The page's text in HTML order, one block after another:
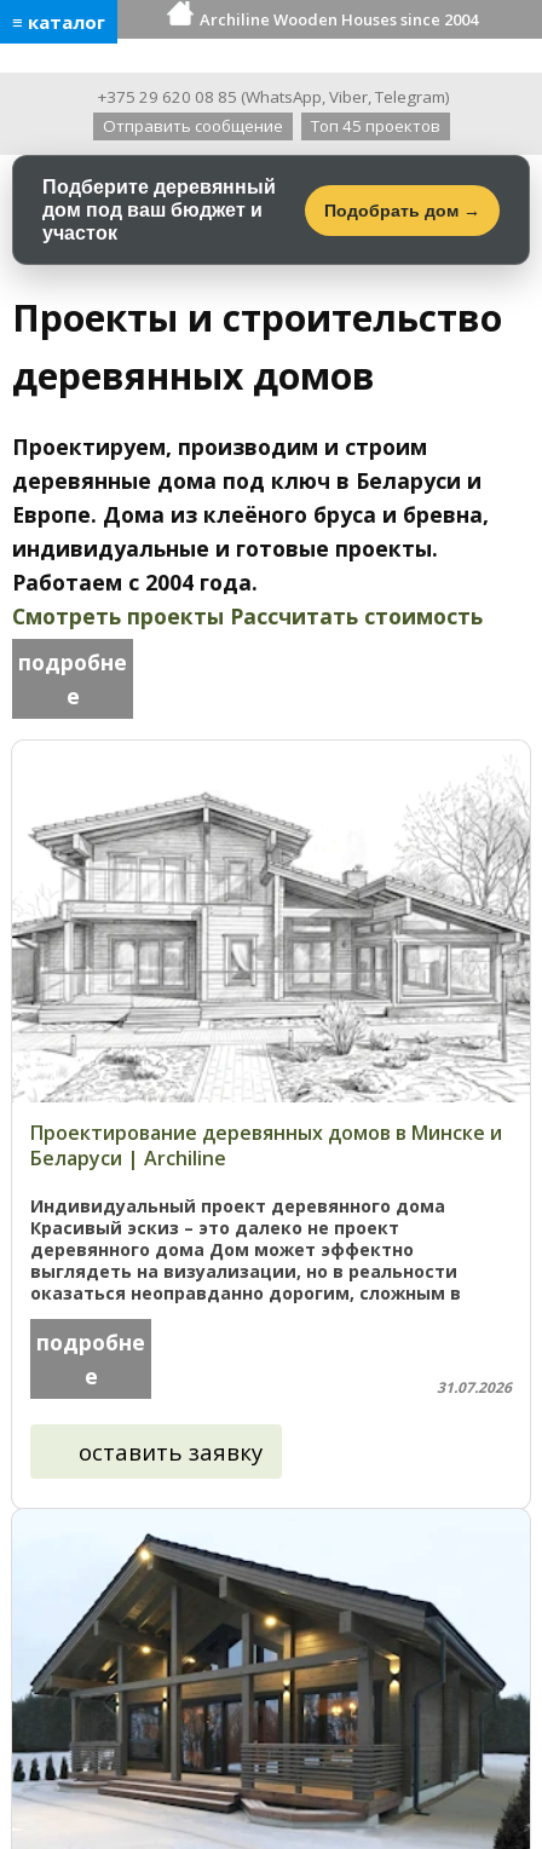
≡ каталог Archiline Wooden Houses since 2004
+375 29 620 08 85 (WhatsApp,Viber,Telegram)
Отправить сообщение
Топ 45 проектов
Подберите деревянный
дом под ваш бюджет и
участок
Подобрать дом →
Проекты и строительство
деревянных домов
Проектируем, производим и строим
деревянные дома под ключ в Беларуси и
Европе. Дома из клеёного бруса и бревна,
индивидуальные и готовые проекты.
Работаем с 2004 года.
Смотреть проекты Рассчитать стоимость
подробне
е
Проектирование деревянных домов в Минске и
Беларуси | Archiline
Индивидуальный проект деревянного дома
Красивый эскиз – это далеко не проект
деревянного дома Дом может эффектно
выглядеть на визуализации, но в реальности
оказаться неоправданно дорогим, сложным в
строительстве или технически нереализуемым в
...
подробне
е
31.07.2026
оставить заявку